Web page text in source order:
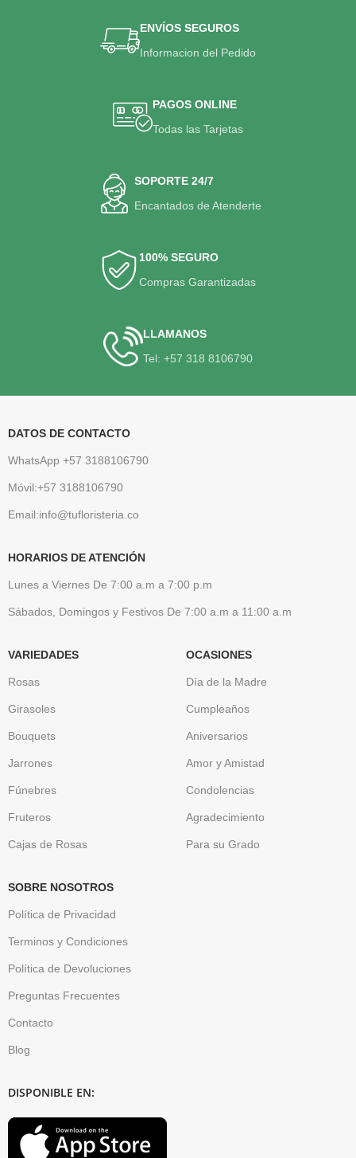
ENVÍOS SEGUROS
Informacion del Pedido
PAGOS ONLINE
Todas las Tarjetas
SOPORTE 24/7
Encantados de Atenderte
100% SEGURO
Compras Garantizadas
LLAMANOS
Tel: +57 318 8106790
DATOS DE CONTACTO
WhatsApp +57 3188106790
Móvil:+57 3188106790
Email:info@tufloristeria.co
HORARIOS DE ATENCIÓN
Lunes a Viernes De 7:00 a.m a 7:00 p.m
Sábados, Domingos y Festivos De 7:00 a.m a 11:00 a.m
VARIEDADES
Rosas
Girasoles
Bouquets
Jarrones
Fúnebres
Fruteros
Cajas de Rosas
OCASIONES
Día de la Madre
Cumpleaños
Aniversarios
Amor y Amistad
Condolencias
Agradecimiento
Para su Grado
SOBRE NOSOTROS
Política de Privacidad
Terminos y Condiciones
Política de Devoluciones
Preguntas Frecuentes
Contacto
Blog
DISPONIBLE EN: